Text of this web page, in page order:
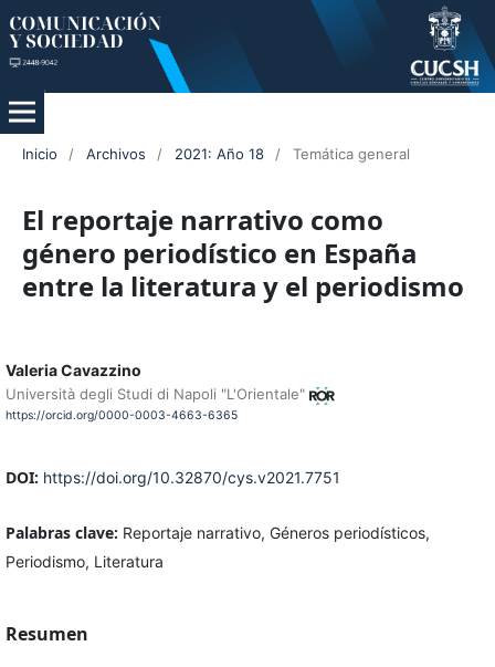
Inicio / Archivos / 2021: Año 18 / Temática general
El reportaje narrativo como
género periodístico en España
entre la literatura y el periodismo
Valeria Cavazzino
Università degli Studi di Napoli "L'Orientale"
https://orcid.org/0000-0003-4663-6365
DOI: https://doi.org/10.32870/cys.v2021.7751
Palabras clave: Reportaje narrativo, Géneros periodísticos,
Periodismo, Literatura
Resumen